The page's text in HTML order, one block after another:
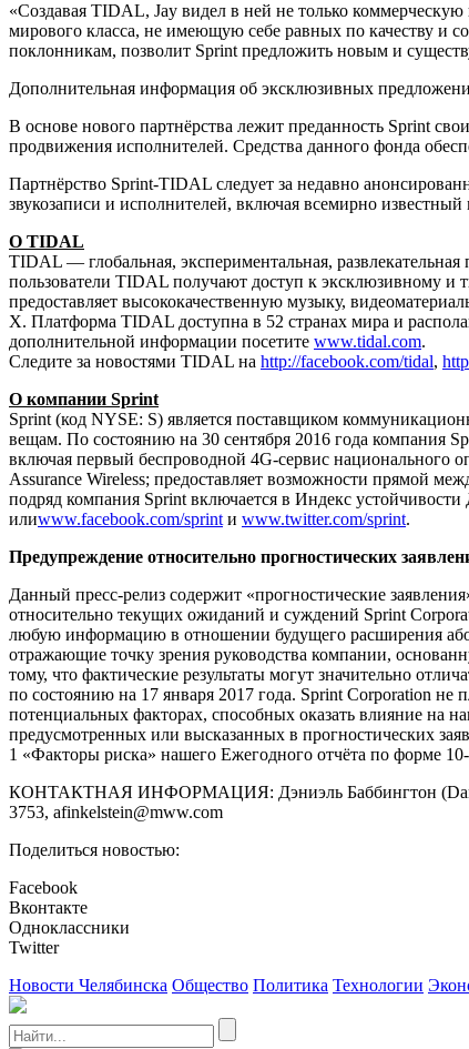
«Создавая TIDAL, Jay видел в ней не только
мирового класса, не имеющую себе равных по качеству и
поклонникам, позволит Sprint предложить новым и
Дополнительная информация об эксклюзивных
В основе нового партнёрства лежит преданность Sprint
продвижения исполнителей. Средства данного фонда
Партнёрство Sprint-TIDAL следует за недавно
звукозаписи и исполнителей, включая всемирно
О TIDAL
TIDAL — глобальная, экспериментальная,
пользователи TIDAL получают доступ к эксклюзивному
предоставляет высококачественную музыку,
X. Платформа TIDAL доступна в 52 странах мира и
дополнительной информации посетите www.tidal.com.
Следите за новостями TIDAL на http://facebook.com/tidal,
О компании Sprint
Sprint (код NYSE: S) является поставщиком
вещам. По состоянию на 30 сентября 2016 года компания
включая первый беспроводной 4G-сервис
Assurance Wireless; предоставляет возможности прямой
подряд компания Sprint включается в Индекс
илиwww.facebook.com/sprintи www.twitter.com/sprint.
Предупреждение относительно прогностических
Данный пресс-релиз содержит «прогностические
относительно текущих ожиданий и суждений Sprint
любую информацию в отношении будущего расширения
отражающие точку зрения руководства компании,
тому, что фактические результаты могут значительно
по состоянию на 17 января 2017 года. Sprint Corporation
потенциальных факторах, способных оказать влияние на
предусмотренных или высказанных в прогностических
1 «Факторы риска» нашего Ежегодного отчёта по форме
КОНТАКТНАЯ ИНФОРМАЦИЯ: Дэниэль Баббингтон
3753, afinkelstein@mww.com
Поделиться новостью:
Facebook
Вконтакте
Одноклассники
Twitter
Новости Челябинска Общество Политика Технологии